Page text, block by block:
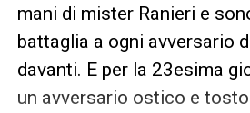
mani di mister Ranieri e
battaglia a ogni avversario
davanti. E per la 23esima
un avversario ostico e